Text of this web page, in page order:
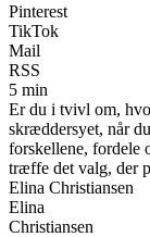
Pinterest
TikTok
Mail
RSS
5 min
Er du i tvivl om,
skræddersyet, når
forskellene, fordele
træffe det valg, der
Elina Christiansen
Elina
Christiansen